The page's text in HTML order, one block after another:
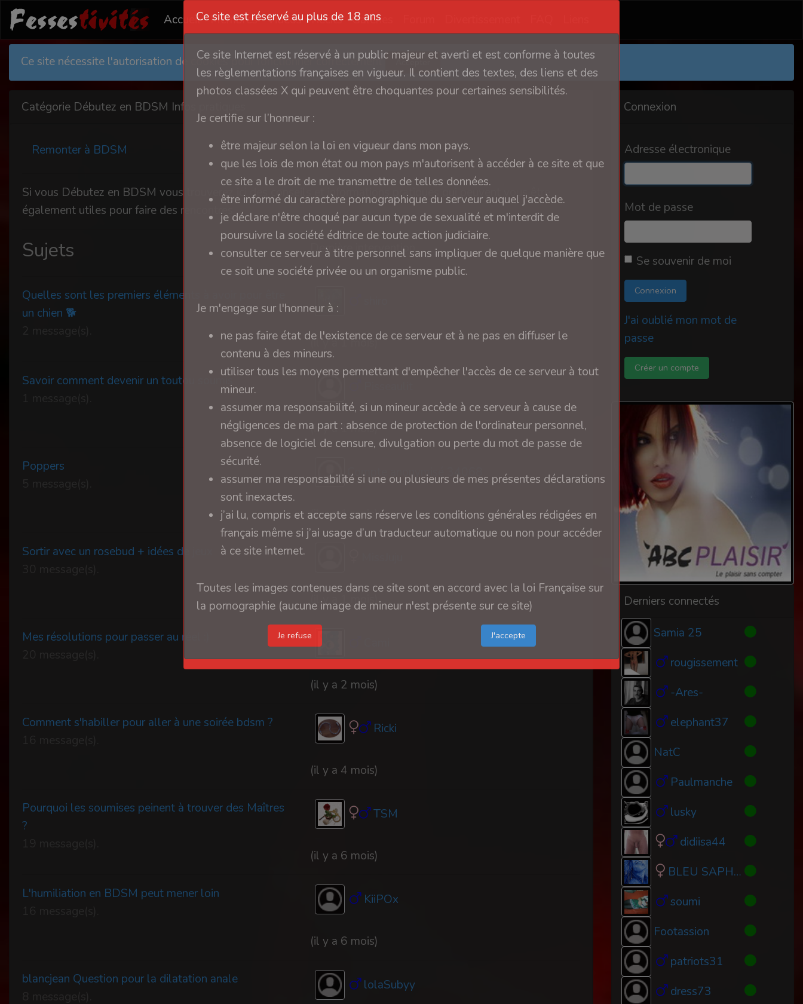
Accueil Membres Vidéos Récits Galeries
Ce site nécessite l'autorisation de cookies pour fonctionner correctement Accepter
Catégorie Débutez en BDSM Infos pratiques
Remonter à BDSM
Si vous Débutez en BDSM vous trouverez ici des conseils et informations pratiques qui peuvent vous être
également utiles pour faire des rencontres.
Sujets Dernière intervention
Quelles sont les premiers éléments à avoir pour être
un chien 🐕
(il y a 1 mois)
Savoir comment devenir un toutou soumis
(il y a 1 mois)
Poppers
Compte anonymisé 34068
(il y a 1 mois)
Sortir avec un rosebud + idées de jeux
(il y a 1 mois)
Mes résolutions pour passer au réel :)
(il y a 2 mois)
Comment s'habiller pour aller à une soirée bdsm ?
Ricki
(il y a 4 mois)
Pourquoi les soumises peinent à trouver des Maîtres
?
TSM
(il y a 6 mois)
L'humiliation en BDSM peut mener loin
KiiPOx
(il y a 6 mois)
blancjean Question pour la dilatation anale
lolaSubyy
Connexion
Adresse électronique
Mot de passe
Se souvenir de moi
Connexion
J'ai oublié mon mot de
passe
Créer un compte
Derniers connectés
Samia 25
rougissement
-Ares-
elephant37
NatC
Paulmanche
lusky
didiisa44
BLEU SAPHIR
soumi
Footassion
patriots31
dress73
Ce site est réservé au plus de 18 ans
Ce site Internet est réservé à un public majeur et averti et est conforme à toutes
les règlementations françaises en vigueur. Il contient des textes, des liens et des
photos classées X qui peuvent être choquantes pour certaines sensibilités.
Je certifie sur l’honneur :
être majeur selon la loi en vigueur dans mon pays.
que les lois de mon état ou mon pays m'autorisent à accéder à ce site et que
ce site a le droit de me transmettre de telles données.
être informé du caractère pornographique du serveur auquel j'accède.
je déclare n'être choqué par aucun type de sexualité et m'interdit de
poursuivre la société éditrice de toute action judiciaire.
consulter ce serveur à titre personnel sans impliquer de quelque manière que
ce soit une société privée ou un organisme public.
Je m'engage sur l'honneur à :
ne pas faire état de l'existence de ce serveur et à ne pas en diffuser le
contenu à des mineurs.
utiliser tous les moyens permettant d'empêcher l'accès de ce serveur à tout
mineur.
assumer ma responsabilité, si un mineur accède à ce serveur à cause de
négligences de ma part : absence de protection de l'ordinateur personnel,
absence de logiciel de censure, divulgation ou perte du mot de passe de
sécurité.
assumer ma responsabilité si une ou plusieurs de mes présentes déclarations
sont inexactes.
j’ai lu, compris et accepte sans réserve les conditions générales rédigées en
français même si j’ai usage d’un traducteur automatique ou non pour accéder
à ce site internet.
Toutes les images contenues dans ce site sont en accord avec la loi Française sur
la pornographie (aucune image de mineur n'est présente sur ce site)
Je refuse